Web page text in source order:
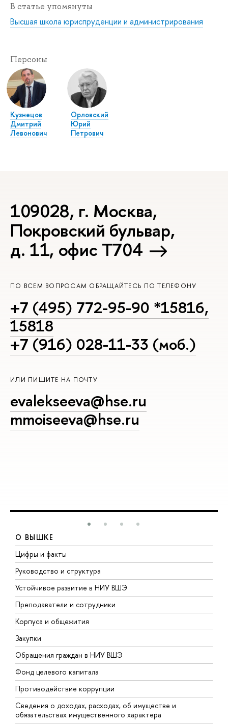
В статье упомянуты
Высшая школа юриспруденции и администрирования
Персоны
Кузнецов
Дмитрий
Левонович
Орловский
Юрий
Петрович
109028, г. Москва,
Покровский бульвар,
д. 11, офис Т704
ПО ВСЕМ ВОПРОСАМ ОБРАЩАЙТЕСЬ ПО ТЕЛЕФОНУ
+7 (495) 772-95-90 *15816,
15818
+7 (916) 028-11-33 (моб.)
ИЛИ ПИШИТЕ НА ПОЧТУ
evalekseeva@hse.ru
mmoiseeva@hse.ru
О ВЫШКЕ
Цифры и факты
Руководство и структура
Устойчивое развитие в НИУ ВШЭ
Преподаватели и сотрудники
Корпуса и общежития
Закупки
Обращения граждан в НИУ ВШЭ
Фонд целевого капитала
Противодействие коррупции
Сведения о доходах, расходах, об имуществе и
обязательствах имущественного характера